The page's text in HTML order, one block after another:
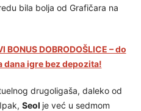
bila bolja od Grafičara na
DOBRODOŠLICE – do
dana igre bez depozita!
drugoligaša, daleko od
Seol je već u sedmom